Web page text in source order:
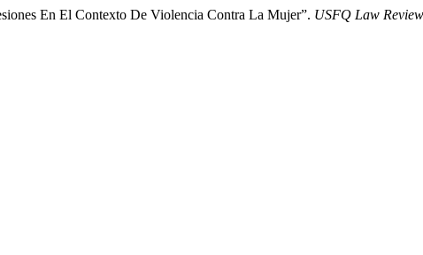
En El Contexto De Violencia Contra La Mujer”. USFQ Law Review